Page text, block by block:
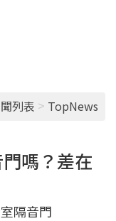
列表 > TopNews
嗎？差在
隔音門